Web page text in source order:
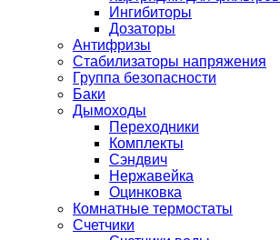
Ингибиторы
Дозаторы
Антифризы
Стабилизаторы напряжения
Группа безопасности
Баки
Дымоходы
Переходники
Комплекты
Сэндвич
Нержавейка
Оцинковка
Комнатные термостаты
Счетчики